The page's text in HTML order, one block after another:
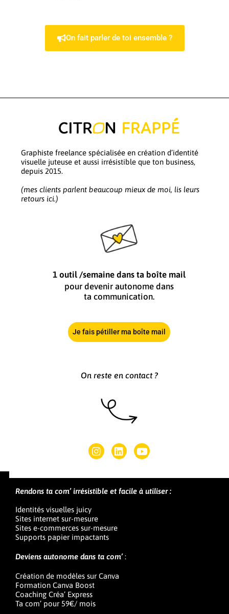
On fait parler de toi ensemble ?
Graphiste freelance spécialisée en création d’identité
visuelle juteuse et aussi irrésistible que ton business,
depuis 2015.
(mes clients parlent beaucoup mieux de moi, lis leurs
retours ici.)
1 outil /semaine dans ta boîte mail
pour devenir autonome dans
ta communication.
Je fais pétiller ma boîte mail
On reste en contact ?
Rendons ta com’ irrésistible et facile à utiliser :
Identités visuelles juicy
Sites internet sur-mesure
Sites e-commerces sur-mesure
Supports papier impactants
Deviens autonome dans ta com’:
Création de modèles sur Canva
Formation Canva Boost
Coaching Créa’ Express
Ta com’ pour 59€/ mois